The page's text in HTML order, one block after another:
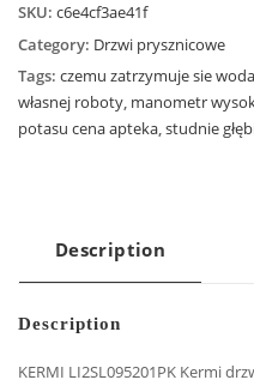
SKU: c6e4cf3ae41f
Category: Drzwi prysznicowe
Tags: czemu zatrzymuje sie
własnej roboty manometr
potasu cena apteka studnie
Description
Description
KERMI LI2SL095201PK Kermi